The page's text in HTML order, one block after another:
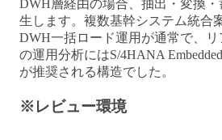
DWH層経由の場合、抽出・変換
生します。複数基幹システム統合
DWH一括ロード運用が通常で、
の運用分析にはS/4HANA
が推奨される構造でした。
※レビュー環境